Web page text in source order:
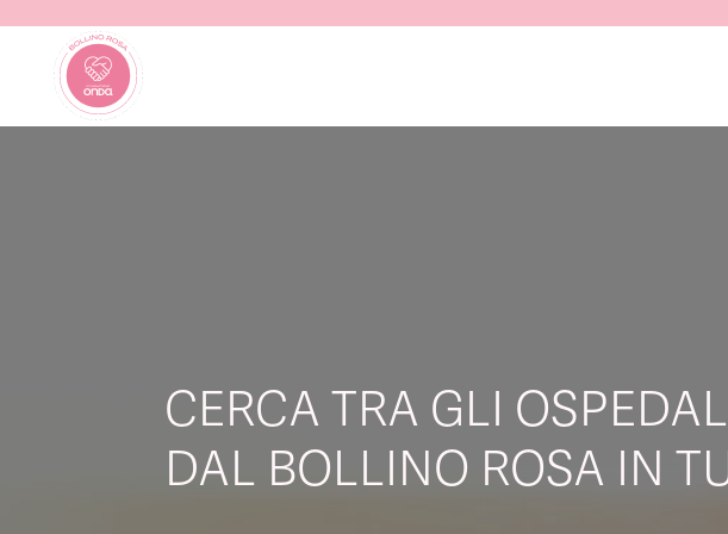
CERCA TRA GLI
DAL BOLLINO ROSA IN